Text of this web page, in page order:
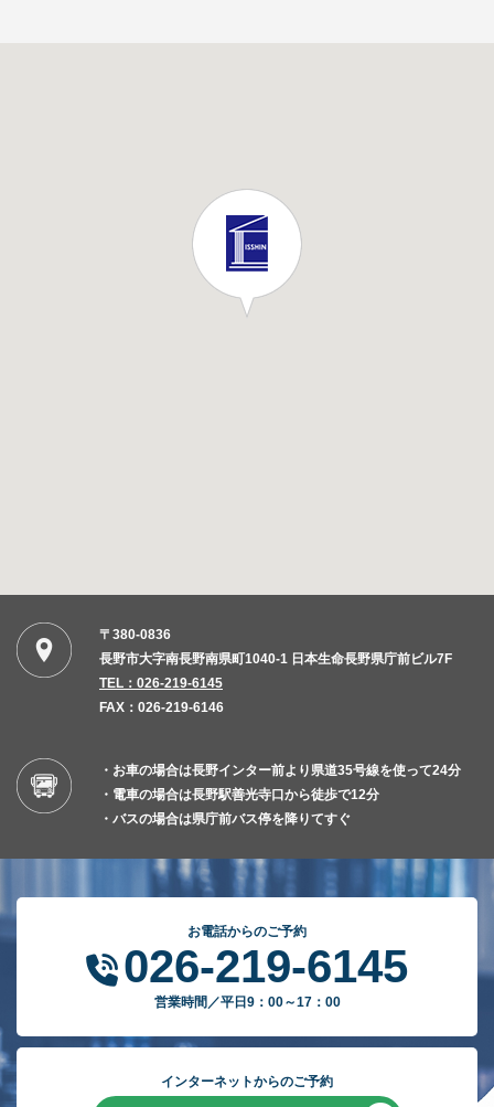
〒380-0836
長野市大字南長野南県町1040-1 日本生命長野県庁前ビル7F
TEL：026-219-6145
FAX：026-219-6146
・お車の場合は長野インター前より県道35号線を使って24分
・電車の場合は長野駅善光寺口から徒歩で12分
・バスの場合は県庁前バス停を降りてすぐ
お電話からのご予約
026-219-6145
営業時間／平日9：00～17：00
インターネットからのご予約